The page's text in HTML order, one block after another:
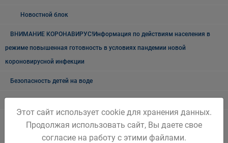
Новостной блок
ВНИМАНИЕ КОРОНАВИРУС!Информация по действиям населения в
режиме повышенная готовность в условиях пандемии новой
короновирусной инфекции
Безопасность детей на воде
Автор Михаил Юрьевич Живописцев
Этот сайт использует cookie для хранения данных.
Продолжая использовать сайт, Вы даете свое
согласие на работу с этими файлами.